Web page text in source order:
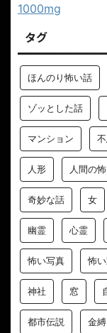
1000mg
タグ
ほんのり怖い話
ゾッとした話
マンション
人形 人間の
奇妙な話 女
幽霊 心霊
怖い写真 怖
神社 窓
都市伝説 金縛